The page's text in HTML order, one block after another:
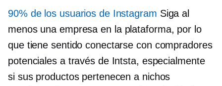
90% de los usuarios de Instagram Siga al
menos una empresa en la plataforma, por lo
que tiene sentido conectarse con compradores
potenciales a través de Intsta, especialmente
si sus productos pertenecen a nichos